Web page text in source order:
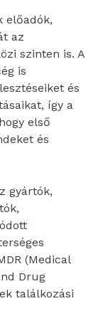
előadók,
az
szinten is. A
is
és
így a
első
és
gyártók,
(Medical
Drug
találkozási